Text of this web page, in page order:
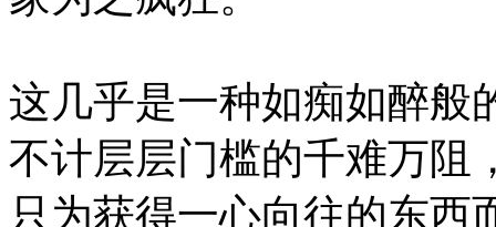
这几乎是一种如痴如醉般
不计层层门槛的千难万阻
只为获得一心向往的东西